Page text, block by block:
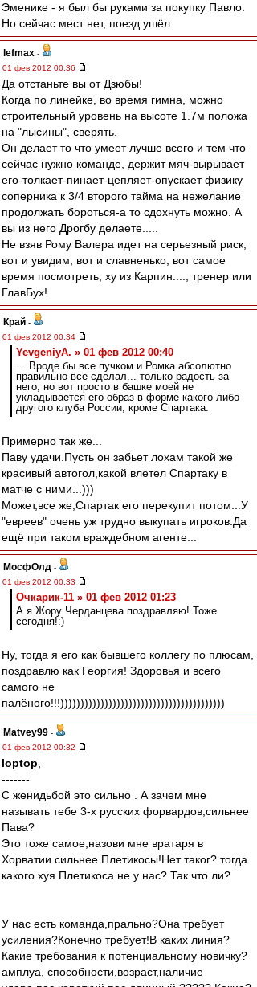
Эменике - я был бы руками за покупку Павло.
Но сейчас мест нет, поезд ушёл.
lefmax -
01 фев 2012 00:36
Да отстаньте вы от Дзюбы!
Когда по линейке, во время гимна, можно
строительный уровень на высоте 1.7м положа
на "лысины", сверять.
Он делает то что умеет лучше всего и тем что
сейчас нужно команде, держит мяч-вырывает
его-толкает-пинает-цепляет-опускает физику
соперника к 3/4 второго тайма на нежелание
продолжать бороться-а то сдохнуть можно. А
вы из него Дрогбу делаете.....
Не взяв Рому Валера идет на серьезный риск,
вот и увидим, вот и славненько, вот самое
время посмотреть, ху из Карпин...., тренер или
ГлавБух!
Край -
01 фев 2012 00:34
YevgeniyA. » 01 фев 2012 00:40
... Вроде бы все пучком и Ромка абсолютно
правильно все сделал... только радость за
него, но вот просто в башке моей не
укладывается его образ в форме какого-либо
другого клуба России, кроме Спартака.
Примерно так же...
Паву удачи.Пусть он забьет лохам такой же
красивый автогол,какой влетел Спартаку в
матче с ними...)))
Может,все же,Спартак его перекупит потом...У
"евреев" очень уж трудно выкупать игроков.Да
ещё при таком враждебном агенте...
МосфОлд -
01 фев 2012 00:33
Очкарик-11 » 01 фев 2012 01:23
А я Жору Черданцева поздравляю! Тоже
сегодня!:)
Ну, тогда я его как бывшего коллегу по плюсам,
поздравлю как Георгия! Здоровья и всего
самого не
палёного!!!)))))))))))))))))))))))))))))))))))))))))
Matvey99 -
01 фев 2012 00:32
loptop
-------
С женидьбой это сильно . А зачем мне
называть тебе 3-х русских форвардов,сильнее
Пава?
Это тоже самое,назови мне вратаря в
Хорватии сильнее Плетикосы!Нет таког? тогда
какого хуя Плетикоса не у нас? Так что ли?
У нас есть команда,прально?Она требует
усиления?Конечно требует!В каких линия?
Какие требования к потенциальному новичку?
амплуа, способности,возраст,наличие